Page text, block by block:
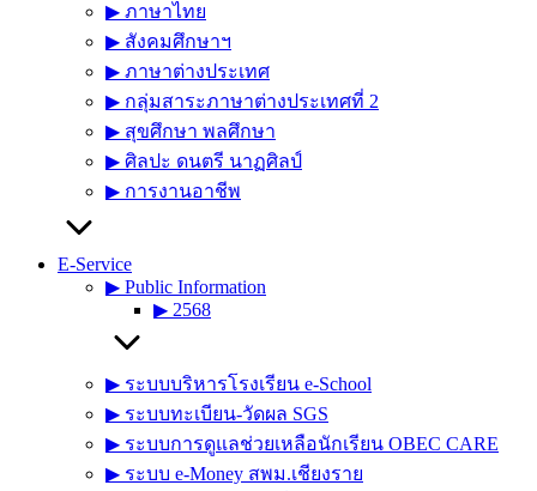
▶︎ ภาษาไทย
▶︎ สังคมศึกษาฯ
▶︎ ภาษาต่างประเทศ
▶︎ กลุ่มสาระภาษาต่างประเทศที่ 2
▶︎ สุขศึกษา พลศึกษา
▶︎ ศิลปะ ดนตรี นาฏศิลป์
▶︎ การงานอาชีพ
E-Service
▶︎ Public Information
▶︎ 2568
▶︎ ระบบบริหารโรงเรียน e-School
▶︎ ระบบทะเบียน-วัดผล SGS
▶︎ ระบบการดูแลช่วยเหลือนักเรียน OBEC CARE
▶︎ ระบบ e-Money สพม.เชียงราย